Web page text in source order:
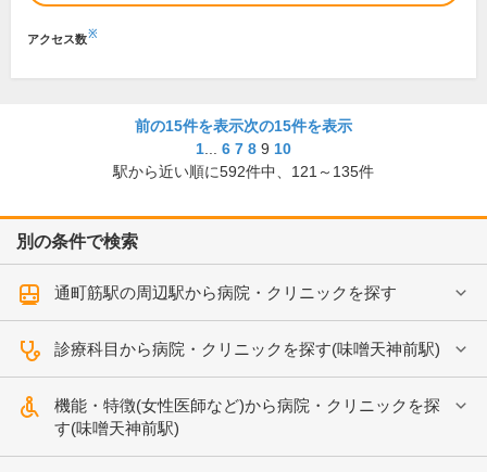
アクセス数※
前の15件を表示次の15件を表示
1
6 7 8 9 10
駅から近い順に592件中、 121～135件
別の条件で検索
通町筋駅の周辺駅から病院・クリニックを探す
診療科目から病院・クリニックを探す(味噌天神前駅)
機能・特徴(女性医師など)から病院・クリニックを探
す(味噌天神前駅)